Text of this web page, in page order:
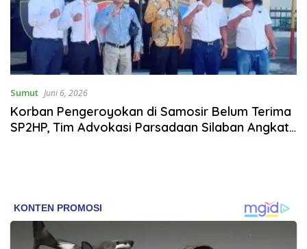
Sumut Juni 6, 2026
Korban Pengeroyokan di Samosir Belum Terima
SP2HP, Tim Advokasi Parsadaan Silaban Angkat